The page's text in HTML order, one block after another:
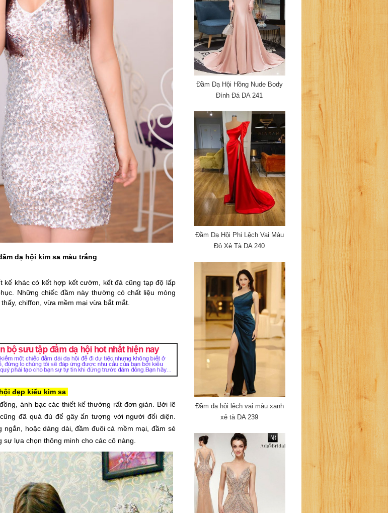
dạ hội kim sa màu trắng
kế khác có kết hợp kết cườm, kết đá cũng tạp độ lấp
Những chiếc đầm này thường có chất liệu mỏng
chiffon, vừa mềm mại vừa bắt mắt.
đẹp kiểu kim sa
ánh bạc các thiết kế thường rất đơn giản. Bởi lẽ
đã quá đủ để gây ấn tượng với người đối diện.
ngắn, hoặc dáng dài, đầm đuôi cá mềm mại, đầm sẻ
lựa chọn thông minh cho các cô nàng.
Đầm Dạ Hội Hồng Nude Body
Đính Đá DA 241
Đầm Dạ Hội Phi Lệch Vai Màu
Đỏ Xẻ Tà DA 240
Đầm dạ hội lệch vai màu xanh
xẻ tà DA 239